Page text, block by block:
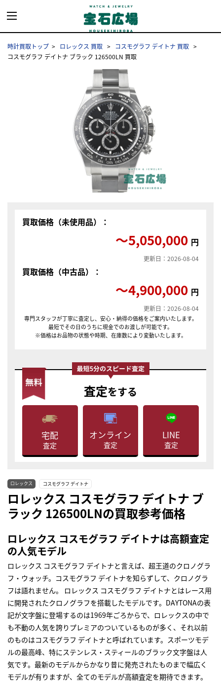
時計買取トップ ロレックス 買取
コスモグラフ デイトナ 買取
コスモグラフ デイトナ ブラック 126500LN 買取
買取価格（未使用品）：
〜5,050,000 円
更新日：2026-08-04
買取価格（中古品）：
〜4,900,000 円
更新日：2026-08-04
専門スタッフが丁寧に査定し、安心・納得の価格をご案内いたします。
最短でその日のうちに現金でのお渡しが可能です。
※価格はお品物の状態や時期、在庫数により変動いたします。
査定をする
宅配
査定
オンライン
査定
LINE
査定
ロレックス コスモグラフ デイトナ
ロレックス コスモグラフ デイトナ ブ
ラック 126500LNの買取参考価格
ロレックス コスモグラフ デイトナは高額査定
の人気モデル
ロレックス コスモグラフ デイトナと言えば、超王道のクロノグラ
フ・ウォッチ。コスモグラフ デイトナを知らずして、クロノグラ
フは語れません。 ロレックス コスモグラフ デイトナとはレース用
に開発されたクロノグラフを搭載したモデルです。DAYTONAの表
記が文字盤に登場するのは1969年ごろからで、ロレックスの中で
も不動の人気を誇りプレミアのついているものが多く、それ以前
のものはコスモグラフ デイトナと呼ばれています。スポーツモデ
ルの最高峰、特にステンレス・スティールのブラック文字盤は人
気です。最新のモデルからかなり昔に発売されたものまで幅広く
モデルが有りますが、全てのモデルが高額査定を期待できます。